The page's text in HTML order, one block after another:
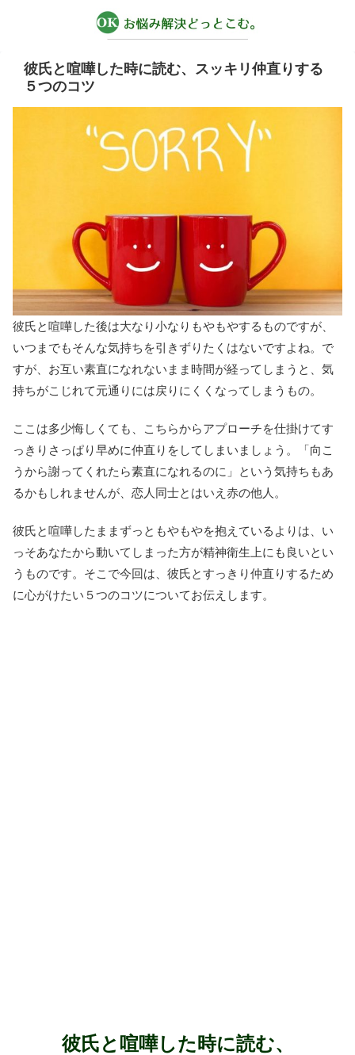
彼氏と喧嘩した時に読む、スッキリ仲直りする
５つのコツ
彼氏と喧嘩した後は大なり小なりもやもやするものですが、
いつまでもそんな気持ちを引きずりたくはないですよね。で
すが、お互い素直になれないまま時間が経ってしまうと、気
持ちがこじれて元通りには戻りにくくなってしまうもの。
ここは多少悔しくても、こちらからアプローチを仕掛けてす
っきりさっぱり早めに仲直りをしてしまいましょう。「向こ
うから謝ってくれたら素直になれるのに」という気持ちもあ
るかもしれませんが、恋人同士とはいえ赤の他人。
彼氏と喧嘩したままずっともやもやを抱えているよりは、い
っそあなたから動いてしまった方が精神衛生上にも良いとい
うものです。そこで今回は、彼氏とすっきり仲直りするため
に心がけたい５つのコツについてお伝えします。
彼氏と喧嘩した時に読む、